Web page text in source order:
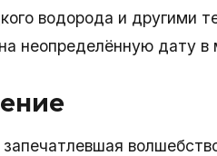
водорода и другими
неопределённую дату в